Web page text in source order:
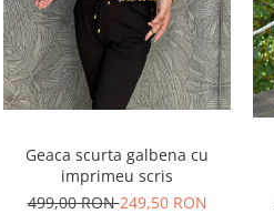
Geaca scurta galbena cu
imprimeu scris
499,00 RON249,50 RON